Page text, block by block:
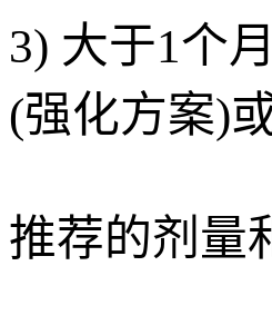
3) 大于1个
(强化方案)
推荐的剂量